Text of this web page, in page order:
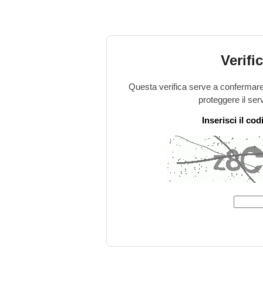
Questa verifica serve a
proteggere il
Inserisci il